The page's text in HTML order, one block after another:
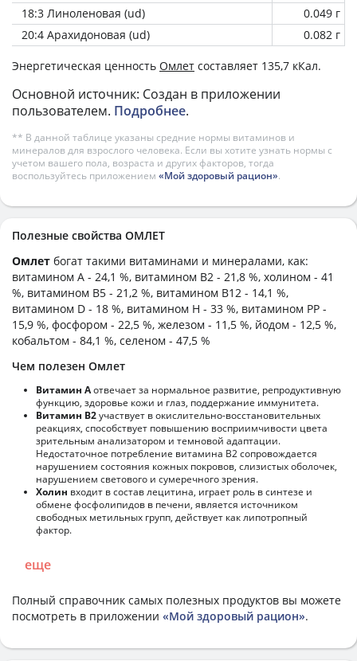
18:3 Линоленовая (ud)
0.049 г
20:4 Арахидоновая (ud)
0.082 г
Энергетическая ценность Омлет составляет 135,7 кКал.
Основной источник: Создан в приложении
пользователем. Подробнее.
** В данной таблице указаны средние нормы витаминов и
минералов для взрослого человека. Если вы хотите узнать нормы с
учетом вашего пола, возраста и других факторов, тогда
воспользуйтесь приложением «Мой здоровый рацион».
Полезные свойства ОМЛЕТ
Омлет богат такими витаминами и минералами, как:
витамином А - 24,1 %, витамином B2 - 21,8 %, холином - 41
%, витамином B5 - 21,2 %, витамином B12 - 14,1 %,
витамином D - 18 %, витамином H - 33 %, витамином PP -
15,9 %, фосфором - 22,5 %, железом - 11,5 %, йодом - 12,5 %,
кобальтом - 84,1 %, селеном - 47,5 %
Чем полезен Омлет
Витамин Аотвечает за нормальное развитие, репродуктивную
функцию, здоровье кожи и глаз, поддержание иммунитета.
Витамин В2участвует в окислительно-восстановительных
реакциях, способствует повышению восприимчивости цвета
зрительным анализатором и темновой адаптации.
Недостаточное потребление витамина В2 сопровождается
нарушением состояния кожных покровов, слизистых оболочек,
нарушением светового и сумеречного зрения.
Холин входит в состав лецитина, играет роль в синтезе и
обмене фосфолипидов в печени, является источником
свободных метильных групп, действует как липотропный
фактор.
еще
Полный справочник самых полезных продуктов вы можете
посмотреть в приложении «Мой здоровый рацион».